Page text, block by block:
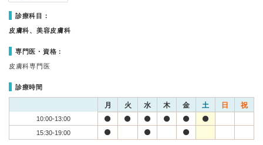
診療科目：
皮膚科、美容皮膚科
専門医・資格：
皮膚科専門医
診療時間
月 火 水 木 金 土 日 祝
10:00-13:00
15:30-19:00